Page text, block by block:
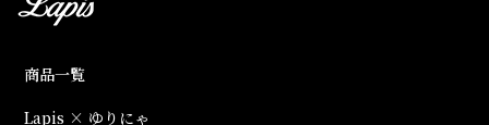
商品一覧
Lapis × ゆりにゃ